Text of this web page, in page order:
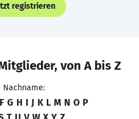
registrieren
von A bis Z
Nachname:
F G H I J K L M N O P